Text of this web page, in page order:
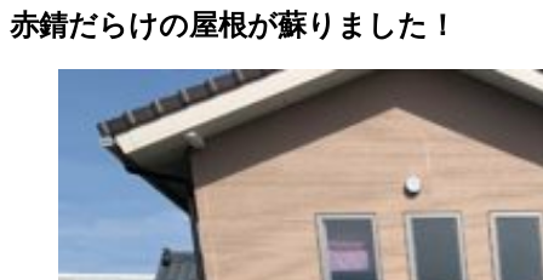
赤錆だらけの屋根が蘇りました！